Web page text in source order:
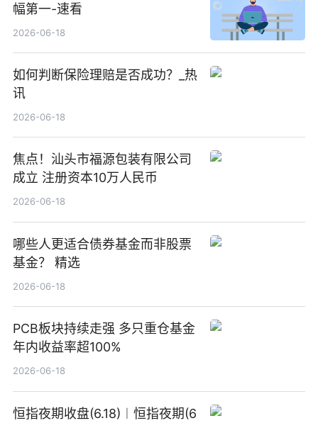
幅第一-速看
2026-06-18
如何判断保险理赔是否成功？_热
讯
2026-06-18
焦点！汕头市福源包装有限公司
成立 注册资本10万人民币
2026-06-18
哪些人更适合债券基金而非股票
基金？ 精选
2026-06-18
PCB板块持续走强 多只重仓基金
年内收益率超100%
2026-06-18
恒指夜期收盘(6.18)︱恒指夜期(6